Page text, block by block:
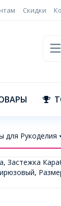
Скидки
для Рукоделия